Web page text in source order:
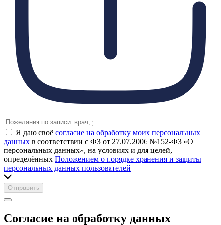
Я даю своё согласие на обработку моих персональных
данных в соответствии с ФЗ от 27.07.2006 №152-ФЗ «О
персональных данных», на условиях и для целей,
определённых Положением о порядке хранения и защиты
персональных данных пользователей
Отправить
Согласие на обработку данных